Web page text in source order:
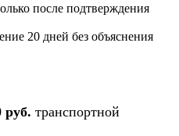
после подтверждения
20 дней без объяснения
руб. транспортной